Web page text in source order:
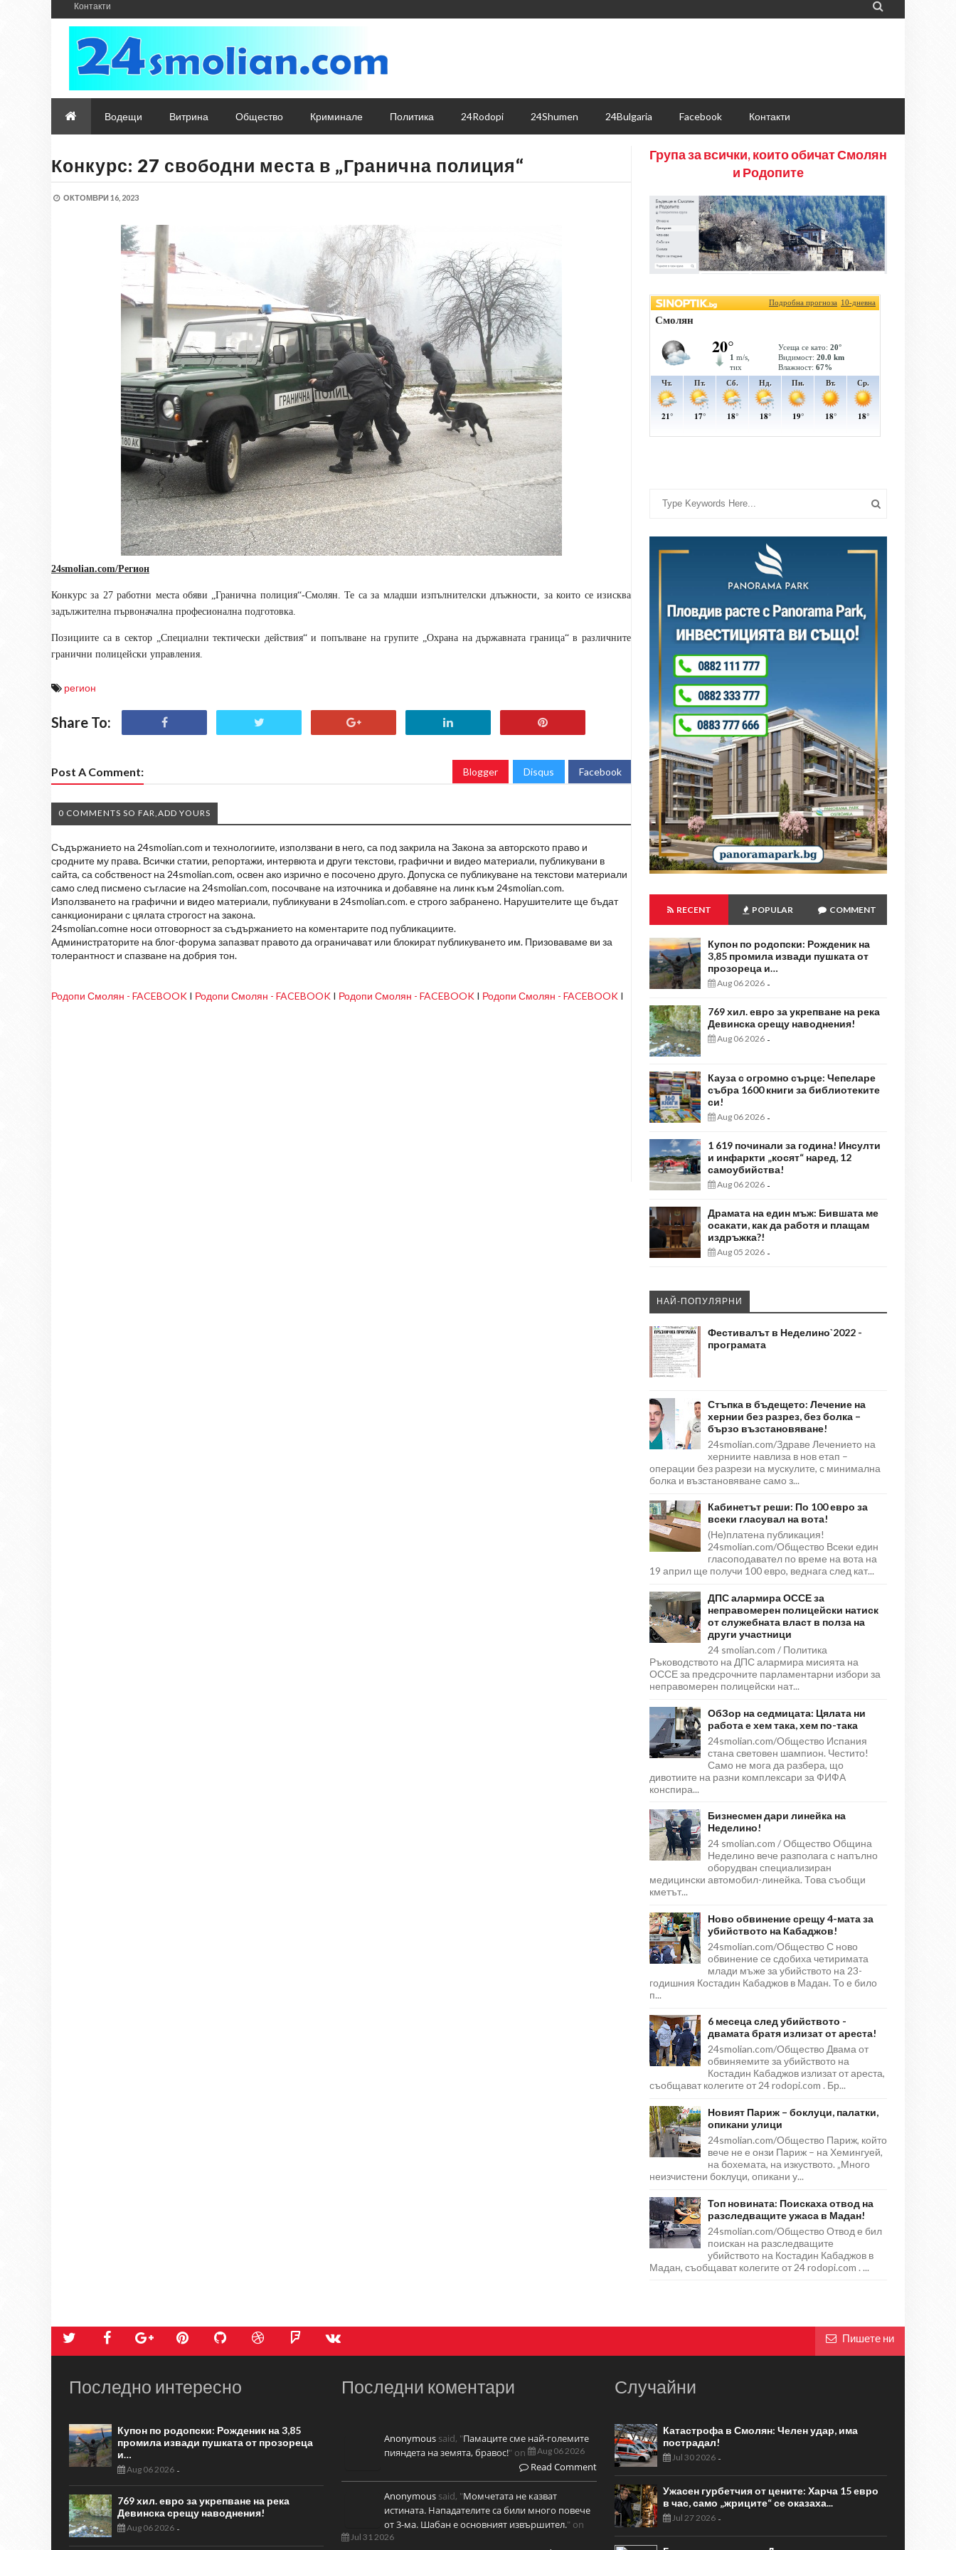
Контакти 
Водещи Витрина Общество Криминале Политика 24Rodopi 24Shumen 24Bulgaria Facebook Контакти
Конкурс: 27 свободни места в „Гранична полиция“
ОКТОМВРИ 16, 2023
24smolian.com/Регион
Конкурс за 27 работни места обяви „Гранична полиция“-Смолян. Те са за младши изпълнителски длъжности, за които се изисква
задължителна първоначална професионална подготовка.
Позициите са в сектор „Специални тектически действия“ и попълване на групите „Охрана на държавната граница“ в различните
гранични полицейски управления.
регион
Share To:
Post A Comment: Blogger Disqus Facebook
0 COMMENTS SO FAR,ADD YOURS
Съдържанието на 24smolian.com и технологиите, използвани в него, са под закрила на Закона за авторското право и
сродните му права. Всички статии, репортажи, интервюта и други текстови, графични и видео материали, публикувани в
сайта, са собственост на 24smolian.com, освен ако изрично е посочено друго. Допуска се публикуване на текстови материали
само след писмено съгласие на 24smolian.com, посочване на източника и добавяне на линк към 24smolian.com.
Използването на графични и видео материали, публикувани в 24smolian.com. е строго забранено. Нарушителите ще бъдат
санкционирани с цялата строгост на закона.
24smolian.comне носи отговорност за съдържанието на коментарите под публикациите.
Администраторите на блог-форума запазват правото да ограничават или блокират публикуването им. Призоваваме ви за
толерантност и спазване на добрия тон.
Родопи Смолян - FACEBOOK I Родопи Смолян - FACEBOOK I Родопи Смолян - FACEBOOK I Родопи Смолян - FACEBOOK I
Група за всички, които обичат Смолян
и Родопите
RECENT POPULAR COMMENT
Купон по родопски: Рожденик на
3,85 промила извади пушката от
прозореца и…
Aug 06 2026 -
769 хил. евро за укрепване на река
Девинска срещу наводнения!
Aug 06 2026 -
Кауза с огромно сърце: Чепеларе
събра 1600 книги за библиотеките
си!
Aug 06 2026 -
1 619 починали за година! Инсулти
и инфаркти „косят“ наред, 12
самоубийства!
Aug 06 2026 -
Драмата на един мъж: Бившата ме
осакати, как да работя и плащам
издръжка?!
Aug 05 2026 -
НАЙ-ПОПУЛЯРНИ
Фестивалът в Неделино`2022 -
програмата
Стъпка в бъдещето: Лечение на
хернии без разрез, без болка –
бързо възстановяване!
24smolian.com/Здраве Лечението на
херниите навлиза в нов етап –
операции без разрези на мускулите, с минимална
болка и възстановяване само з...
Кабинетът реши: По 100 евро за
всеки гласувал на вота!
(Не)платена публикация!
24smolian.com/Общество Всеки един
гласоподавател по време на вота на
19 април ще получи 100 евро, веднага след кат...
ДПС алармира ОССЕ за
неправомерен полицейски натиск
от служебната власт в полза на
други участници
24 smolian.com / Политика
Ръководството на ДПС алармира мисията на
ОССЕ за предсрочните парламентарни избори за
неправомерен полицейски нат...
ОбЗор на седмицата: Цялата ни
работа е хем така, хем по-така
24smolian.com/Общество Испания
стана световен шампион. Честито!
Само не мога да разбера, що
дивотиите на разни комплексари за ФИФА
конспира...
Бизнесмен дари линейка на
Неделино!
24 smolian.com / Общество Община
Неделино вече разполага с напълно
оборудван специализиран
медицински автомобил-линейка. Това съобщи
кметът...
Ново обвинение срещу 4-мата за
убийството на Кабаджов!
24smolian.com/Общество С ново
обвинение се сдобиха четиримата
млади мъже за убийството на 23-
годишния Костадин Кабаджов в Мадан. То е било
п...
6 месеца след убийството -
двамата братя излизат от ареста!
24smolian.com/Общество Двама от
обвиняемите за убийството на
Костадин Кабаджов излизат от ареста,
съобщават колегите от 24 rodopi.com . Бр...
Новият Париж – боклуци, палатки,
опикани улици
24smolian.com/Общество Париж, който
вече не е онзи Париж – на Хемингуей,
на бохемата, на изкуството. „Много
неизчистени боклуци, опикани у...
Топ новината: Поискаха отвод на
разследващите ужаса в Мадан!
24smolian.com/Общество Отвод е бил
поискан на разследващите
убийството на Костадин Кабаджов в
Мадан, съобщават колегите от 24 rodopi.com . ...
Пишете ни
Последно интересно
Купон по родопски: Рожденик на 3,85
промила извади пушката от прозореца
и…
Aug 06 2026 -
769 хил. евро за укрепване на река
Девинска срещу наводнения!
Aug 06 2026 -
Последни коментари
Anonymous said, "Памаците сме най-големите
пияндета на земята, бравос!" on Aug 06 2026
Read Comment
Anonymous said, "Момчетата не казват
истината. Нападателите са били много повече
от 3-ма. Шабан е основният извършител." on
Jul 31 2026
Случайни
Катастрофа в Смолян: Челен удар, има
пострадал!
Jul 30 2026-
Ужасен гурбетчия от цените: Харча 15 евро
в час, само „жриците“ се оказаха...
Jul 27 2026-